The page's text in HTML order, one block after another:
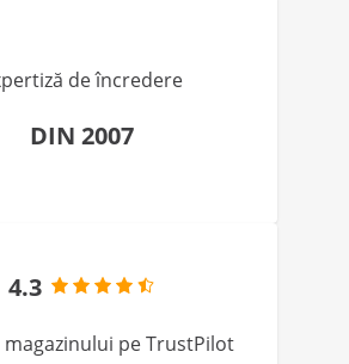
de încredere
DIN 2007
4.3
pe TrustPilot